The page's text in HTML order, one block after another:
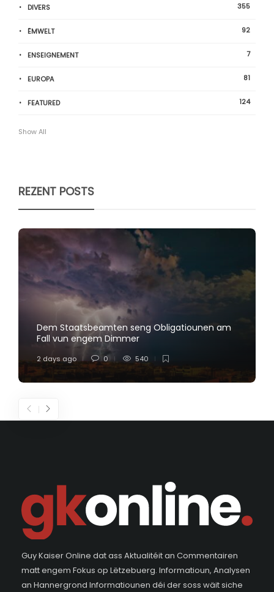
DIVERS 355
ËMWELT 92
ENSEIGNEMENT 7
EUROPA 81
FEATURED 124
Show All
REZENT POSTS
Dem Staatsbeamten seng Obligatiounen am
Fall vun engem Dimmer
2 days ago 0 540
Guy Kaiser Online dat ass Aktualitéit an Commentairen
matt engem Fokus op Lëtzebuerg. Informatioun, Analysen
an Hannergrond Informatiounen déi der soss wäit siche